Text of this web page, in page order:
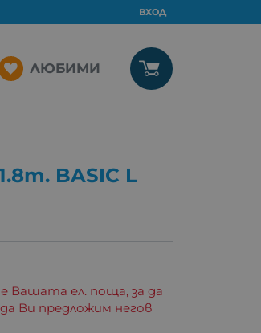
ВХОД
ЛЮБИМИ
BASIC L
Вашата ел. поща, за да
Ви предложим негов